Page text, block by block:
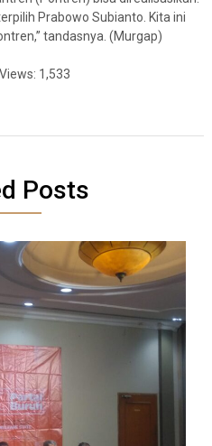
Prabowo Subianto. Kita ini
tandasnya. (Murgap)
1,533
Posts